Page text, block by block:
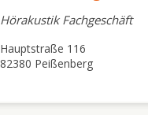
Hörakustik Fachgeschäft
Hauptstraße 116
82380 Peißenberg